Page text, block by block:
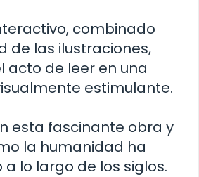
combinado
de las ilustraciones,
acto de leer en una
estimulante.
esta fascinante obra y
la humanidad ha
lo largo de los siglos.